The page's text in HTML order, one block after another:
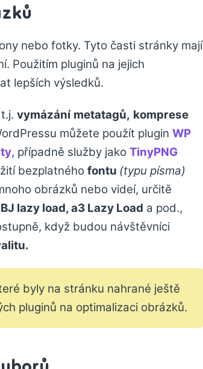
nebo fotky. Tyto časti stránky mají
Použitím pluginů na jejich
lepších výsledků.
vymázání metatagů, komprese
můžete použít plugin WP
, případně služby jako TinyPNG
bezplatného fontu (typu písma)
obrázků nebo videí, určitě
BJ lazy load, a3 Lazy Load a pod.,
když budou návštěvníci
byly na stránku nahrané ještě
pluginů na optimalizaci obrázků.